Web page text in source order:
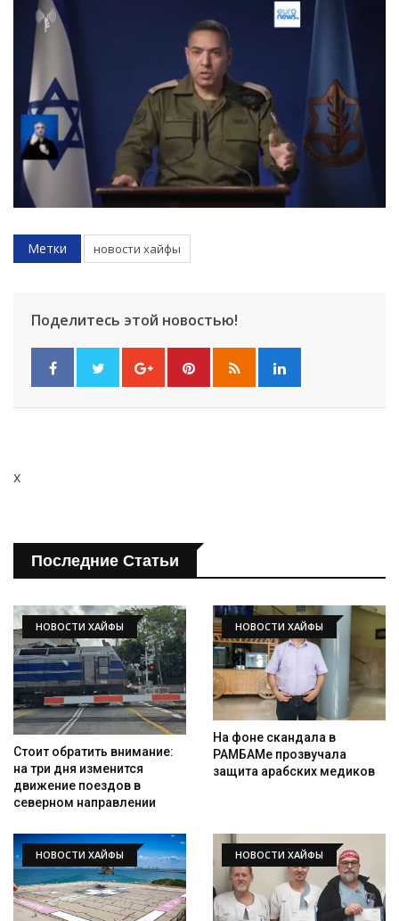
Метки новости хайфы
Поделитесь этой новостью!
x
Последние Статьи
НОВОСТИ ХАЙФЫ
Стоит обратить внимание:
на три дня изменится
движение поездов в
северном направлении
НОВОСТИ ХАЙФЫ
На фоне скандала в
РАМБАМе прозвучала
защита арабских медиков
НОВОСТИ ХАЙФЫ НОВОСТИ ХАЙФЫ